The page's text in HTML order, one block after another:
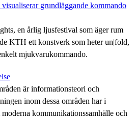
grundläggande kommando
en årlig ljusfestival som äger rum
KTH ett konstverk som heter un|fold,
mjukvarukommando.
är informationsteori och
inom dessa områden har i
kommunikationssamhälle och